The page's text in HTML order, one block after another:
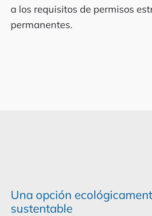
a los requisitos de permisos
permanentes.
Una opción
sustentable